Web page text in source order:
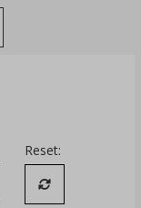
między literami
interlinię i margines
Reset:
Przywróć